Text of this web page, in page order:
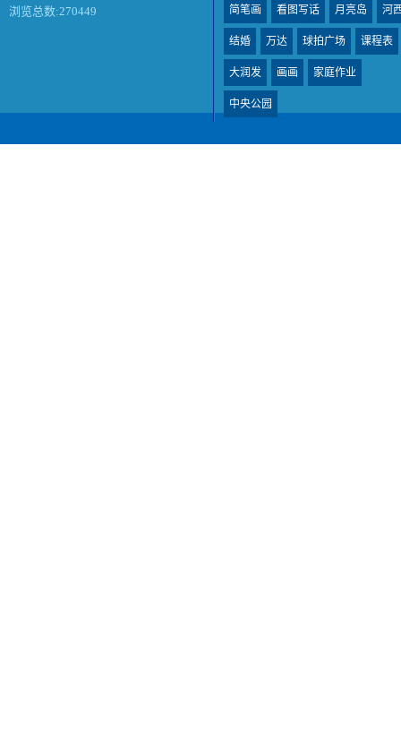
浏览总数:270449 简笔画 看图写话 月亮岛 河
结婚 万达 球拍广场 课程表
大润发 画画 家庭作业
中央公园